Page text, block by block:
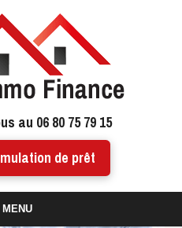
au 06 80 75 79 15
de prêt
MENU